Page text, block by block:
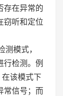
存在异常的
窃听和定位
模式，
行检测。例
在该模式下
常信号；而